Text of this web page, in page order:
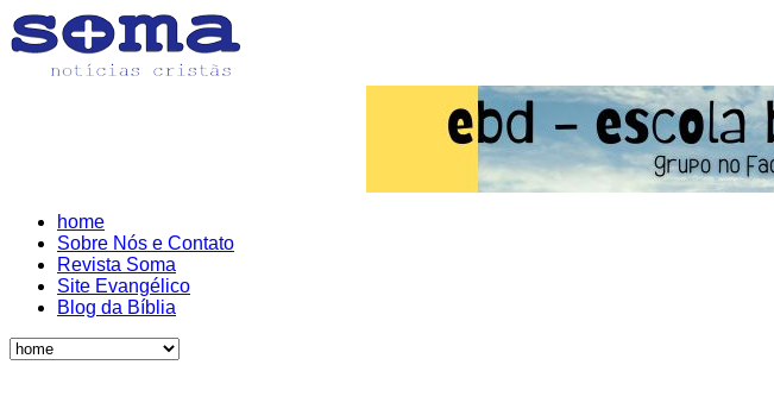
home
Sobre Nós e Contato
Revista Soma
Site Evangélico
Blog da Bíblia